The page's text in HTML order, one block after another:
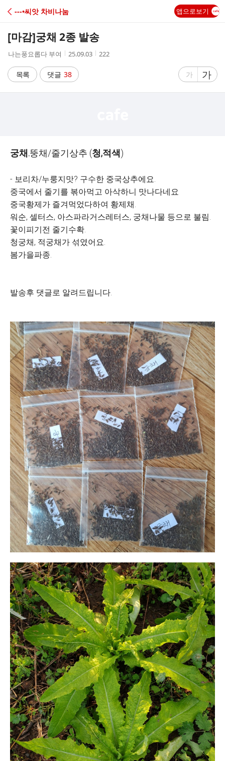
C
A
---•씨앗 차비나눔 앱으로보기
[마감]궁채 2종 발송
작
자
나는풍요롭다 부여
작
시
간
25.09.03
조
222
목록 댓글 38
글
가
글
자
가
궁채.뚱채/줄기상추 (청,적색)
- 보리차/누룽지맛? 구수한 중국상추에요.
중국에서 줄기를 볶아먹고 아삭하니 맛나다네요
중국황제가 즐겨먹었다하여 황제채.
워순, 셀터스, 아스파라거스레터스, 궁채나물 등으로 불림.
꽃이피기전 줄기수확.
청궁채, 적궁채가 섞였어요.
봄가을파종.
발송후 댓글로 알려드립니다.